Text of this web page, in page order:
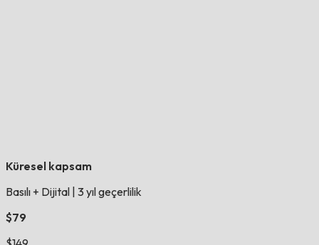
Küresel kapsam
Basılı + Dijital 3 yıl geçerlilik
$79